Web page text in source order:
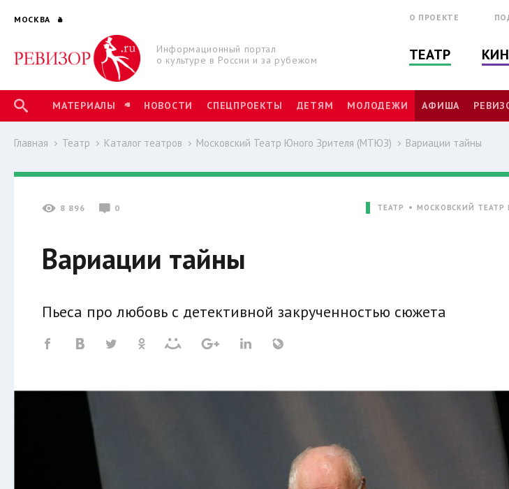
МОСКВА
Информационный портал
о культуре в России и за рубежом
О ПРОЕКТЕ
ТЕАТР
МАТЕРИАЛЫ НОВОСТИ СПЕЦПРОЕКТЫ ДЕТЯМ МОЛОДЕЖИ АФИША
Главная Театр Каталог театров Московский Театр Юного Зрителя (МТЮЗ) Вариации тайны
8 896 0 ТЕАТР МОСКОВСКИЙ ТЕАТР
Вариации тайны
Пьеса про любовь с детективной закрученностью сюжета